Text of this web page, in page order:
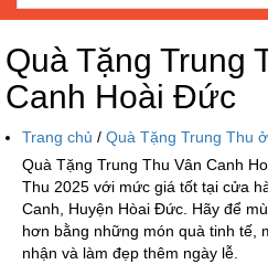
Quà Tặng Trung
Canh Hoài Đức
Trang chủ / Quà Tặng Trung Thu
Quà Tặng Trung Thu Vân Canh
Thu 2025 với mức giá tốt tại cửa
Canh, Huyện Hòai Đức. Hãy để
hơn bằng những món quà tinh tế,
nhận và làm đẹp thêm ngày lễ.